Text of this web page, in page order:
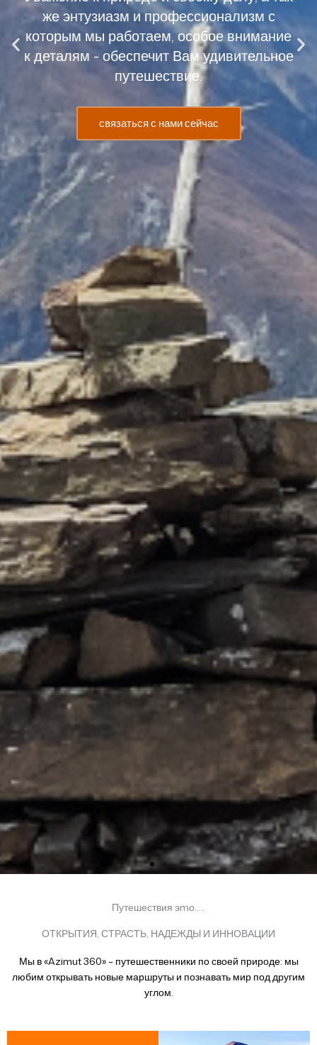
Путешествия эmо.....
ОТКРЫТИЯ, СТРАСТЬ, НАДЕЖДЫ И ИННОВАЦИИ
Мы в «Azimut 360» – путешественники по своей природе: мы
любим открывать новые маршруты и познавать мир под другим
углом.